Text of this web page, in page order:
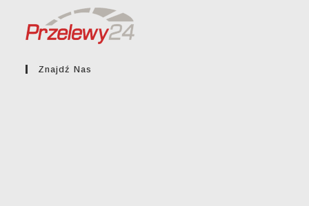
Znajdź Nas